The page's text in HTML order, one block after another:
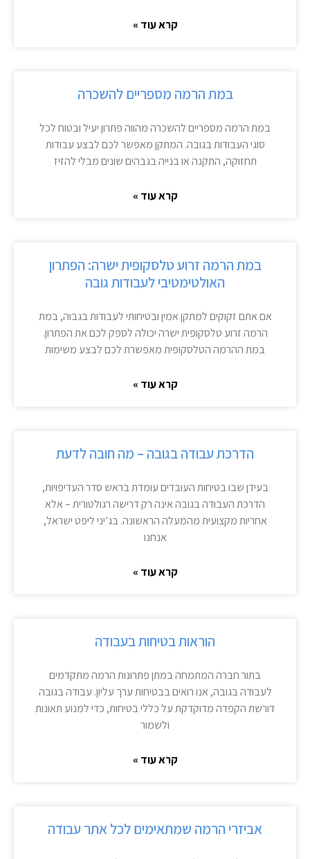
קרא עוד »
במת הרמה מספריים להשכרה
במת הרמה מספריים להשכרה מהווה פתרון יעיל ובטוח לכל
סוגי העבודות בגובה. המתקן מאפשר לכם לבצע עבודות
תחזוקה, התקנה או בנייה בגבהים שונים מבלי להזיז
קרא עוד »
במת הרמה זרוע טלסקופית ישרה: הפתרון
האולטימטיבי לעבודות גובה
אם אתם זקוקים למתקן אמין ובטיחותי לעבודות בגבוה, במת
הרמה זרוע טלסקופית ישרה יכולה לספק לכם את הפתרון.
במת ההרמה הטלסקופית מאפשרת לכם לבצע משימות
קרא עוד »
הדרכת עבודה בגובה – מה חובה לדעת
בעידן שבו בטיחות העובדים עומדת בראש סדר העדיפויות,
הדרכת העבודה בגובה אינה רק דרישה רגולטורית – אלא
אחריות מקצועית מהמעלה הראשונה. בג’יני ליפט ישראל,
אנחנו
קרא עוד »
הוראות בטיחות בעבודה
בתור חברה המתמחה במתן פתרונות הרמה מתקדמים
לעבודה בגובה, אנו רואים בבטיחות ערך עליון. עבודה בגובה
דורשת הקפדה מדוקדקת על כללי בטיחות, כדי למנוע תאונות
ולשמור
קרא עוד »
אביזרי הרמה שמתאימים לכל אתר עבודה